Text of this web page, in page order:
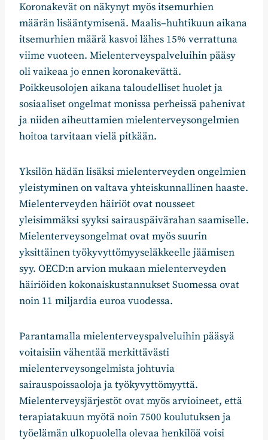
Koronakevät on näkynyt myös itsemurhien
määrän lisääntymisenä. Maalis–huhtikuun aikana
itsemurhien määrä kasvoi lähes 15% verrattuna
viime vuoteen. Mielenterveyspalveluihin pääsy
oli vaikeaa jo ennen koronakevättä.
Poikkeusolojen aikana taloudelliset huolet ja
sosiaaliset ongelmat monissa perheissä pahenivat
ja niiden aiheuttamien mielenterveysongelmien
hoitoa tarvitaan vielä pitkään.
Yksilön hädän lisäksi mielenterveyden ongelmien
yleistyminen on valtava yhteiskunnallinen haaste.
Mielenterveyden häiriöt ovat nousseet
yleisimmäksi syyksi sairauspäivärahan saamiselle.
Mielenterveysongelmat ovat myös suurin
yksittäinen työkyvyttömyyseläkkeelle jäämisen
syy. OECD:n arvion mukaan mielenterveyden
häiriöiden kokonaiskustannukset Suomessa ovat
noin 11 miljardia euroa vuodessa.
Parantamalla mielenterveyspalveluihin pääsyä
voitaisiin vähentää merkittävästi
mielenterveysongelmista johtuvia
sairauspoissaoloja ja työkyvyttömyyttä.
Mielenterveysjärjestöt ovat myös arvioineet, että
terapiatakuun myötä noin 7500 koulutuksen ja
työelämän ulkopuolella olevaa henkilöä voisi